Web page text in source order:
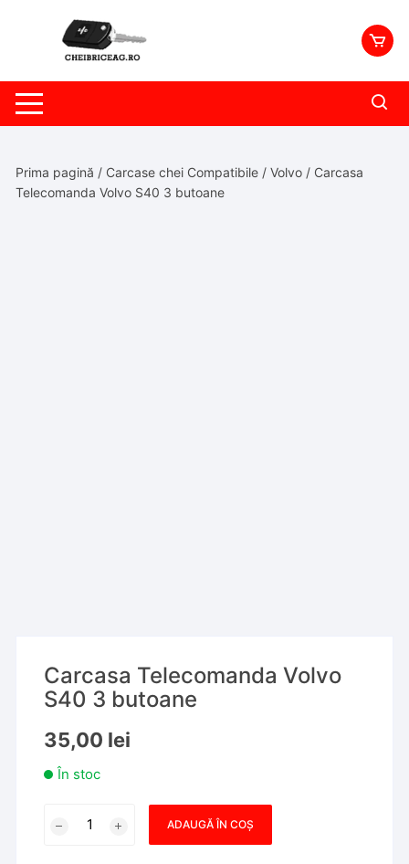
Prima pagină / Carcase chei Compatibile /Volvo / Carcasa
Telecomanda Volvo S40 3 butoane
Carcasa Telecomanda Volvo
S40 3 butoane
35,00 lei
În stoc
Carcasa
ADAUGĂ ÎN COȘ